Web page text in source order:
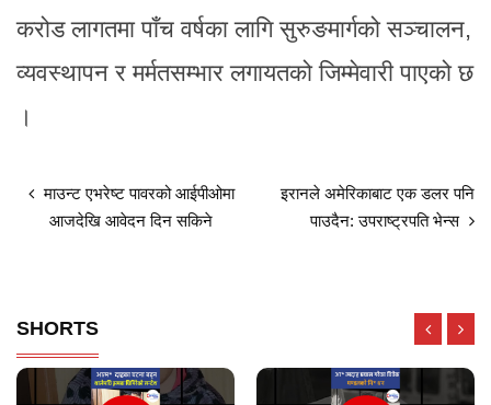
करोड लागतमा पाँच वर्षका लागि सुरुङमार्गको सञ्चालन,
व्यवस्थापन र मर्मतसम्भार लगायतको जिम्मेवारी पाएको छ
।
माउन्ट एभरेष्ट पावरको आईपीओमा
आजदेखि आवेदन दिन सकिने
इरानले अमेरिकाबाट एक डलर पनि
पाउदैन: उपराष्ट्रपति भेन्स
SHORTS